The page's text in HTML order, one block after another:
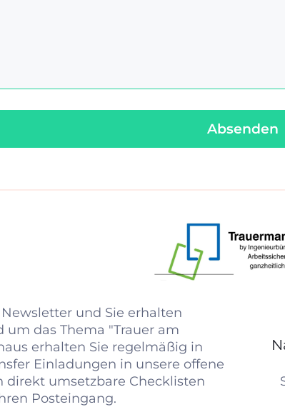
Absenden
und Sie erhalten
um das Thema "Trauer am
erhalten Sie regelmäßig in
Einladungen in unsere offene
direkt umsetzbare Checklisten
Posteingang.